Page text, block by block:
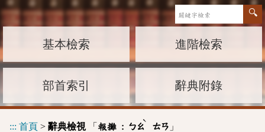
基本檢索 進階檢索
部首索引 辭典附錄
::: 首頁 > 辭典檢視「 報攤 : ㄅㄠ
ˋ
ㄊㄢ 」